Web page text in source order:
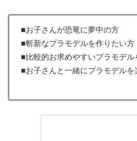
■お子さんが恐竜に夢中の方
■斬新なプラモデルを作りたい方
■比較的お求めやすいプラモデ
■お子さんと一緒にプラモデルを